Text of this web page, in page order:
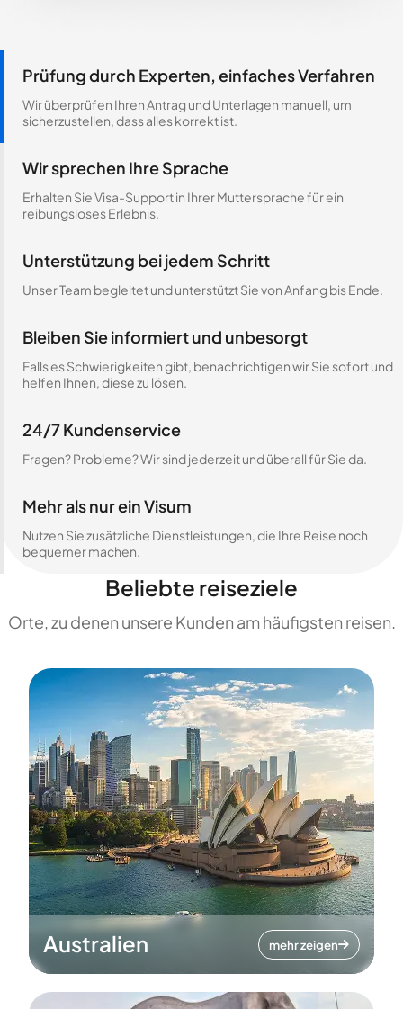
Prüfung durch Experten, einfaches Verfahren
Wir überprüfen Ihren Antrag und Unterlagen manuell, um
sicherzustellen, dass alles korrekt ist.
Wir sprechen Ihre Sprache
Erhalten Sie Visa-Support in Ihrer Muttersprache für ein
reibungsloses Erlebnis.
Unterstützung bei jedem Schritt
Unser Team begleitet und unterstützt Sie von Anfang bis Ende.
Bleiben Sie informiert und unbesorgt
Falls es Schwierigkeiten gibt, benachrichtigen wir Sie sofort und
helfen Ihnen, diese zu lösen.
24/7 Kundenservice
Fragen? Probleme? Wir sind jederzeit und überall für Sie da.
Mehr als nur ein Visum
Nutzen Sie zusätzliche Dienstleistungen, die Ihre Reise noch
bequemer machen.
Beliebte reiseziele
Orte, zu denen unsere Kunden am häufigsten reisen.
Australien mehr zeigen